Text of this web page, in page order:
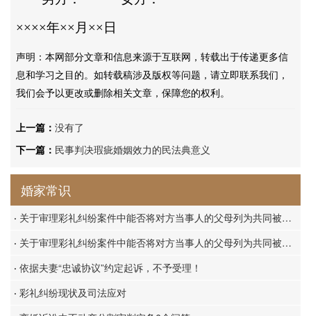
××××年××月××日
声明：本网部分文章和信息来源于互联网，转载出于传递更多信
息和学习之目的。如转载稿涉及版权等问题，请立即联系我们，
我们会予以更改或删除相关文章，保障您的权利。
上一篇：没有了
下一篇： 民事判决瑕疵婚姻效力的民法典意义
婚家常识
· 关于审理彩礼纠纷案件中能否将对方当事人的父母列为共同被告的答复
· 关于审理彩礼纠纷案件中能否将对方当事人的父母列为共同被告的答复
· 依据夫妻“忠诚协议”约定起诉，不予受理！
· 彩礼纠纷现状及司法应对